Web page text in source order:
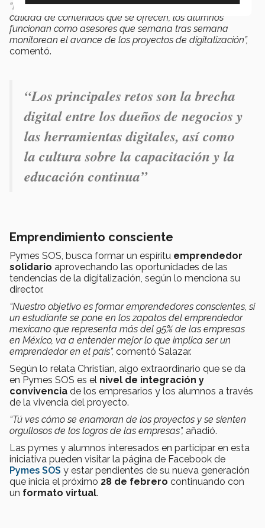
“Es un programa único por el nivel de seguimiento y la
calidad de contenidos que se ofrecen, los alumnos
funcionan como asesores que semana tras semana
monitorean el avance de los proyectos de digitalización”,
comentó.
“Los principales retos son la brecha
digital entre los dueños de negocios y
las herramientas digitales, así como
la cultura sobre la capacitación y la
educación continua”
Emprendimiento consciente
Pymes SOS, busca formar un espíritu emprendedor
solidario aprovechando las oportunidades de las
tendencias de la digitalización, según lo menciona su
director.
“Nuestro objetivo es formar emprendedores conscientes, si
un estudiante se pone en los zapatos del emprendedor
mexicano que representa más del 95% de las empresas
en México, va a entender mejor lo que implica ser un
emprendedor en el país”, comentó Salazar.
Según lo relata Christian, algo extraordinario que se da
en Pymes SOS es el nivel de integración y
convivencia de los empresarios y los alumnos a través
de la vivencia del proyecto.
“Tú ves cómo se enamoran de los proyectos y se sienten
orgullosos de los logros de las empresas”, añadió.
Las pymes y alumnos interesados en participar en esta
iniciativa pueden visitar la página de Facebook de
Pymes SOS y estar pendientes de su nueva generación
que inicia el próximo 28 de febrero continuando con
un formato virtual.